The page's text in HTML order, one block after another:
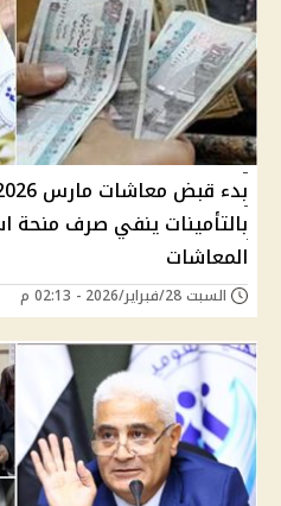
بالتأمينات ينفي صرف منحة
المعاشات
السبت 28/فبراير/2026 - 02:13 م